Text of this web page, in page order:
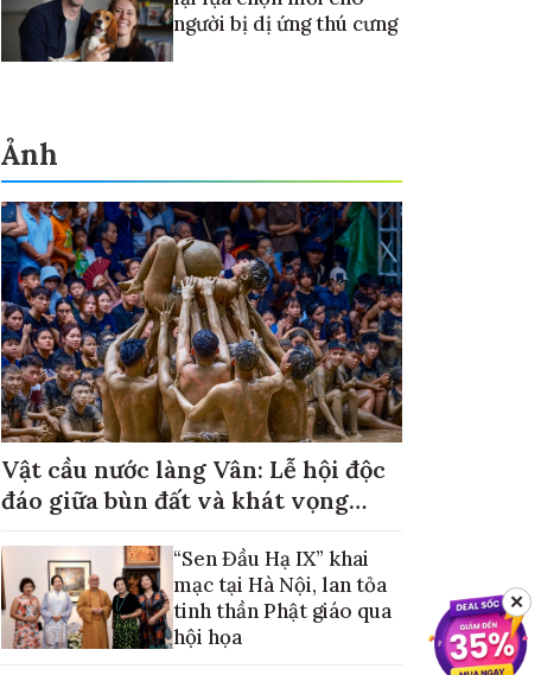
người bị dị ứng thú cưng
Ảnh
Vật cầu nước làng Vân: Lễ hội độc
đáo giữa bùn đất và khát vọng
“Sen Đầu Hạ IX” khai
mạc tại Hà Nội, lan tỏa
tinh thần Phật giáo qua
hội họa
✕